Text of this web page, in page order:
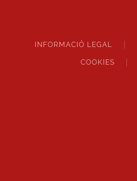
INFORMACIÓ LEGAL
COOKIES